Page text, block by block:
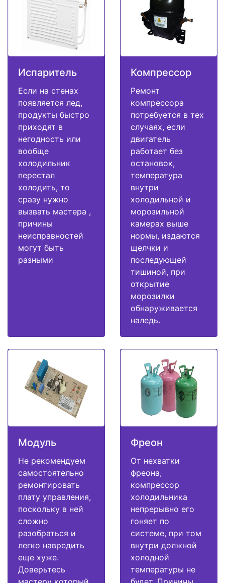
Испаритель
Если на стенах
появляется лед,
продукты быстро
приходят в
негодность или
вообще
холодильник
перестал
холодить, то
сразу нужно
вызвать мастера ,
причины
неисправностей
могут быть
разными
Компрессор
Ремонт
компрессора
потребуется в тех
случаях, если
двигатель
работает без
остановок,
температура
внутри
холодильной и
морозильной
камерах выше
нормы, издаются
щелчки и
последующей
тишиной, при
открытие
морозилки
обнаруживается
наледь.
Модуль
Не рекомендуем
самостоятельно
ремонтировать
плату управления,
поскольку в ней
сложно
разобраться и
легко навредить
еще хуже.
Доверьтесь
Фреон
От нехватки
фреона,
компрессор
холодильника
непрерывно его
гоняет по
системе, при том
внутри должной
холодной
температуры не